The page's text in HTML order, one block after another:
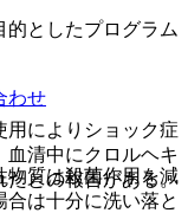
用によりショック症
清中にクロルヘキ
たとの報告がある。
質は殺菌作用を減
は十分に洗い落と
としたプログラム
わせ